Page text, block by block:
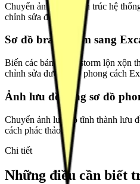
Chuyển ảnh chụp kiến trúc hệ
chỉnh sửa được.
Sơ đồ brainstorm sang
Biến các bảng brainstorm lộn xộn
chỉnh sửa được theo phong cách
Ảnh lưu đồ sang sơ đồ
Chuyển ảnh lưu đồ tĩnh thành lưu
cách phác thảo.
Chi tiết
Những điều cần biết